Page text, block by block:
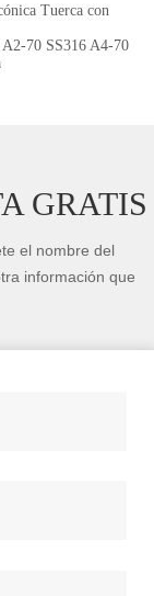
Tuerca con
70 SS316 A4-70
GRATIS
el nombre del
información que